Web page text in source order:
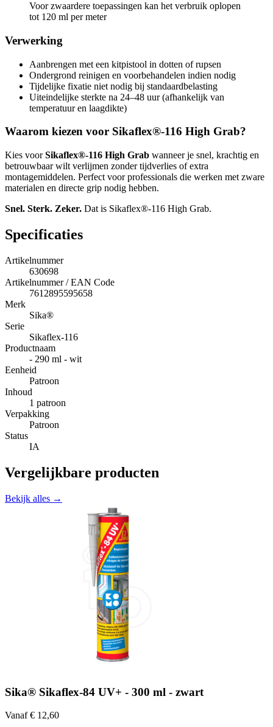
Voor zwaardere toepassingen kan het verbruik oplopen
tot 120 ml per meter
Verwerking
Aanbrengen met een kitpistool in dotten of rupsen
Ondergrond reinigen en voorbehandelen indien nodig
Tijdelijke fixatie niet nodig bij standaardbelasting
Uiteindelijke sterkte na 24–48 uur (afhankelijk van
temperatuur en laagdikte)
Waarom kiezen voor Sikaflex®-116 High Grab?
Kies voorSikaflex®-116 High Grab wanneer je snel, krachtig en
betrouwbaar wilt verlijmen zonder tijdverlies of extra
montagemiddelen. Perfect voor professionals die werken met zware
materialen en directe grip nodig hebben.
Snel. Sterk. Zeker. Dat is Sikaflex®-116 High Grab.
Specificaties
Artikelnummer
630698
Artikelnummer / EAN Code
7612895595658
Merk
Sika®
Serie
Sikaflex-116
Productnaam
- 290 ml - wit
Eenheid
Patroon
Inhoud
1 patroon
Verpakking
Patroon
Status
IA
Vergelijkbare producten
Bekijk alles →
Sika® Sikaflex-84 UV+ - 300 ml - zwart
Vanaf € 12,60